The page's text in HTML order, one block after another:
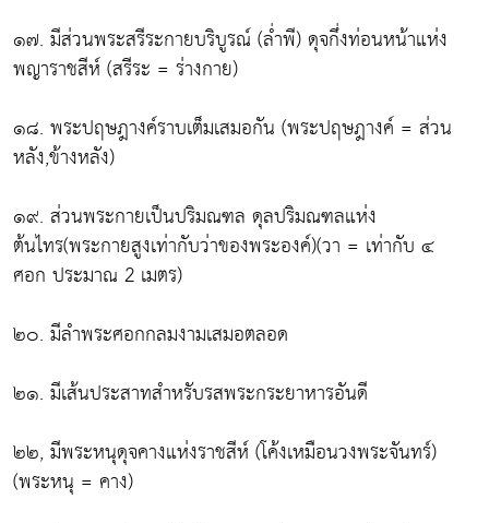
๑๗. มีส่วนพระสรีระกายบริบูรณ์ (ล่ำพี) ดุจกึ่งท่อนหน้าแห่ง
พญาราชสีห์ (สรีระ = ร่างกาย)
๑๘. พระปฤษฎางค์ราบเต็มเสมอกัน (พระปฤษฎางค์ = ส่วน
หลัง,ข้างหลัง)
๑๙. ส่วนพระกายเป็นปริมณฑล ดุลปริมณฑลแห่ง
ต้นไทร(พระกายสูงเท่ากับว่าของพระองค์)(วา = เท่ากับ ๔
ศอก ประมาณ 2 เมตร)
๒๐. มีลำพระศอกกลมงามเสมอตลอด
๒๑. มีเส้นประสาทสำหรับรสพระกระยาหารอันดี
๒๒, มีพระหนุดุจคางแห่งราชสีห์ (โค้งเหมือนวงพระจันทร์)
(พระหนุ = คาง)